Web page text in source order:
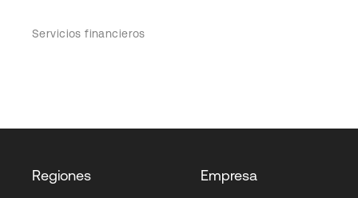
Servicios financieros
Regiones Empresa